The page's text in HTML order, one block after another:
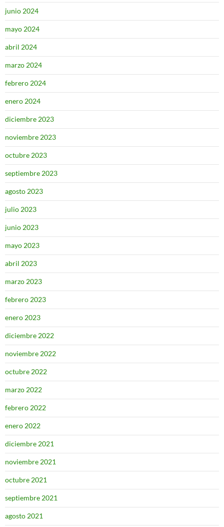
junio 2024
mayo 2024
abril 2024
marzo 2024
febrero 2024
enero 2024
diciembre 2023
noviembre 2023
octubre 2023
septiembre 2023
agosto 2023
julio 2023
junio 2023
mayo 2023
abril 2023
marzo 2023
febrero 2023
enero 2023
diciembre 2022
noviembre 2022
octubre 2022
marzo 2022
febrero 2022
enero 2022
diciembre 2021
noviembre 2021
octubre 2021
septiembre 2021
agosto 2021